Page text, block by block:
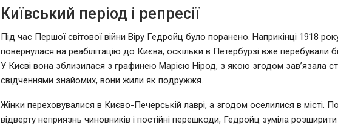
Київський період і репресії
Під час Першої світової війни Віру Гедройц було поранено. Наприкінці 1918
повернулася на реабілітацію до Києва, оскільки в Петербурзі вже перебували
У Києві вона зблизилася з графинею Марією Нірод, з якою згодом зав’язала
свідченнями знайомих, вони жили як подружжя.
Жінки переховувалися в Києво-Печерській лаврі, а згодом оселилися в місті.
відверту неприязнь чиновників і постійні перешкоди, Гедройц зуміла